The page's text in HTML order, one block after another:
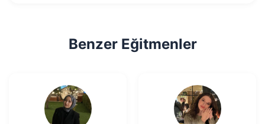
Benzer Eğitmenler